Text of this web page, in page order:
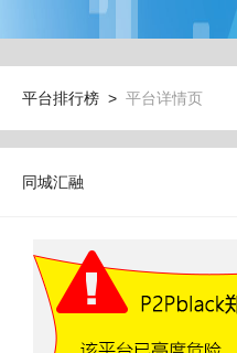
平台排行榜 > 平台详情页
同城汇融